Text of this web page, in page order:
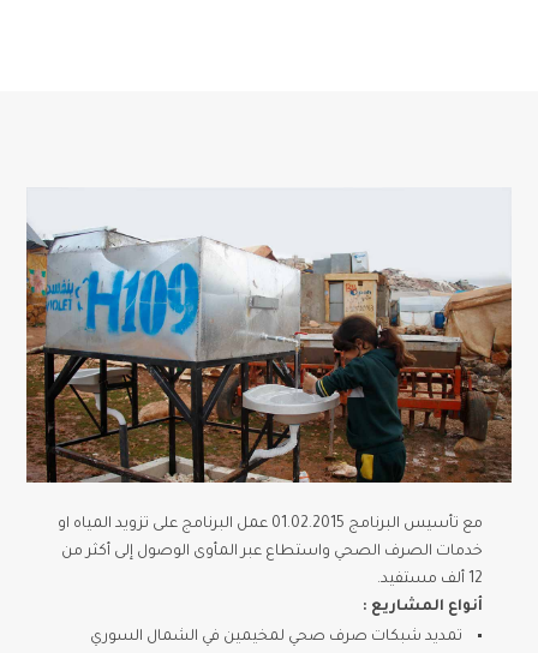
مع تأسيس البرنامج 01.02.2015 عمل البرنامج على تزويد المياه او
خدمات الصرف الصحي واستطاع عبر المأوى الوصول إلى أكثر من
12 ألف مستفيد.
أنواع المشاريع :
تمديد شبكات صرف صحي لمخيمين في الشمال السوري